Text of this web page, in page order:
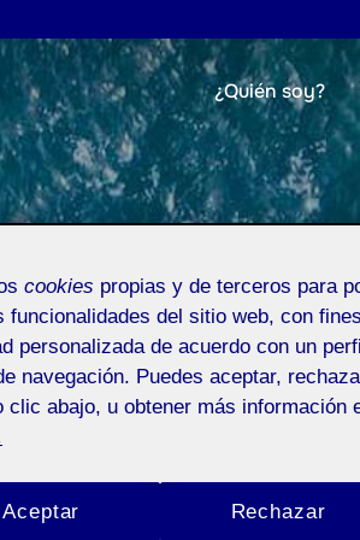
¿Quién soy?
cookies propias y de terceros para
funcionalidades del sitio web, con
personalizada de acuerdo con un
navegación. Puedes aceptar,
clic abajo, u obtener más información
Rechazar
Aceptar